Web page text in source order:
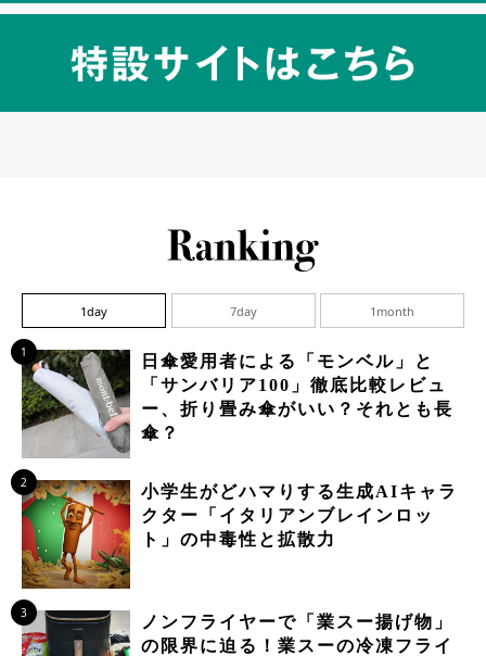
1day 7day 1month
1
日傘愛用者による「モンベル」と
「サンバリア100」徹底比較レビュ
ー、折り畳み傘がいい？それとも長
傘？
2
小学生がどハマりする生成AIキャラ
クター「イタリアンブレインロッ
ト」の中毒性と拡散力
3
ノンフライヤーで「業スー揚げ物」
の限界に迫る！業スーの冷凍フライ